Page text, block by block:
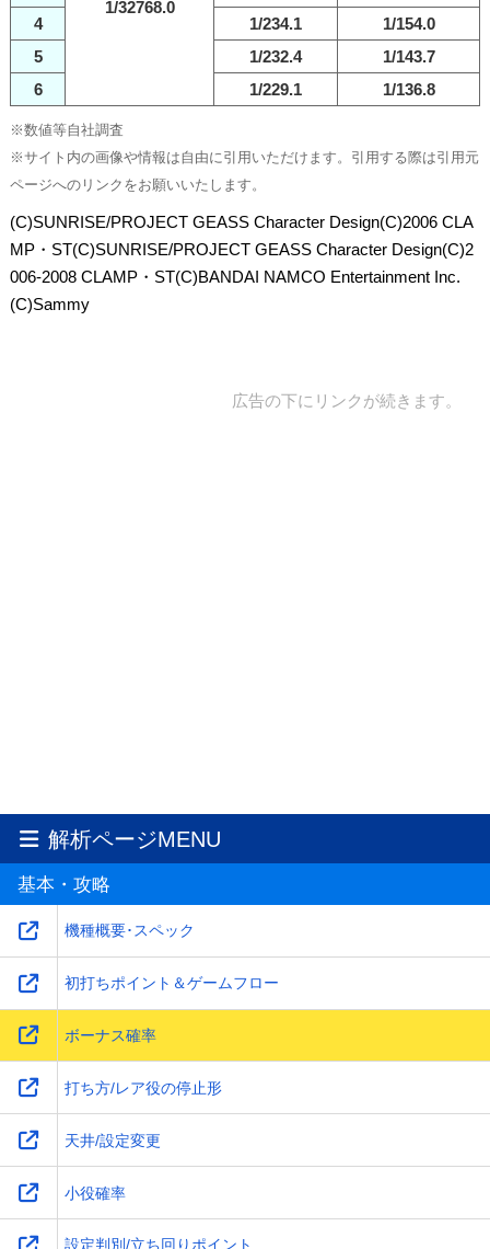
1/32768.0
4
1/234.1
1/154.0
5
1/232.4
1/143.7
6
1/229.1 1/136.8
※数値等自社調査
※サイト内の画像や情報は自由に引用いただけます。引用する際は引用元
ページへのリンクをお願いいたします。
(C)SUNRISE/PROJECT GEASS Character Design(C)2006 CLA
MP・ST(C)SUNRISE/PROJECT GEASS Character Design(C)2
006-2008 CLAMP・ST(C)BANDAI NAMCO Entertainment Inc.
(C)Sammy
広告の下にリンクが続きます。
解析ページMENU
基本・攻略
機種概要･スペック
初打ちポイント＆ゲームフロー
ボーナス確率
打ち方/レア役の停止形
天井/設定変更
小役確率
設定判別/立ち回りポイント